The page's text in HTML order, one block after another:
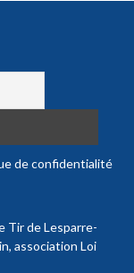
de confidentialité
Tir de Lesparre-
association Loi